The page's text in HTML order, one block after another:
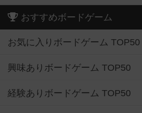
おすすめボードゲーム
お気に入りボードゲーム TOP50
興味ありボードゲーム TOP50
経験ありボードゲーム TOP50